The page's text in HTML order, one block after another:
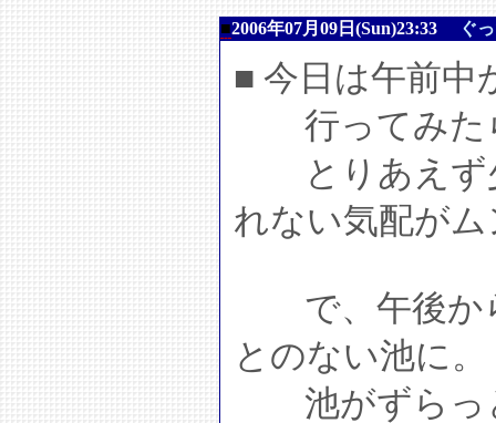
■2006年07月09日(Sun)23:33 ぐ
■ 今日は午前中
行ってみた
とりあえず
れない気配が
で、午後か
とのない池に。
池がずらっ